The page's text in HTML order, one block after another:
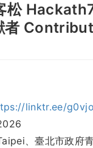
松
者
linktr.ee/
、臺北市政府